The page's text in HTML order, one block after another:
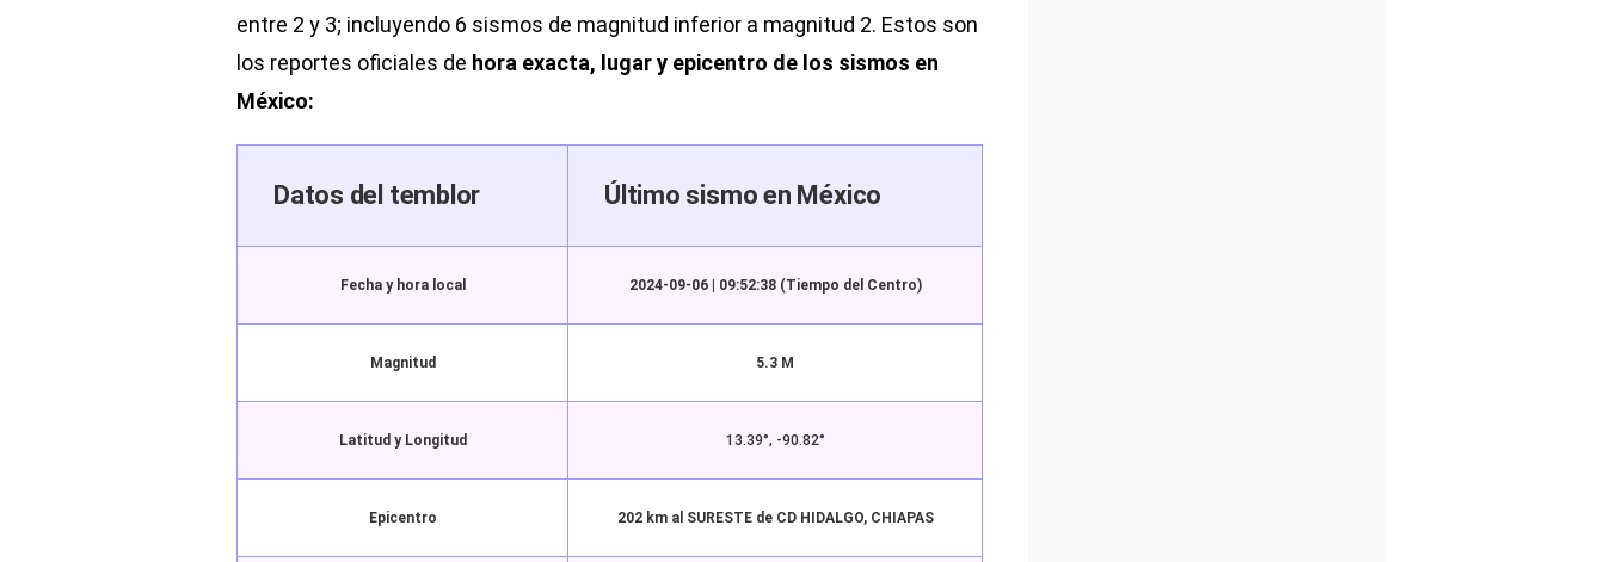
entre 2 y 3; incluyendo 6 sismos de magnitud inferior a magnitud 2. Estos son
los reportes oficiales de hora exacta, lugar y epicentro de los sismos en
México:
Datos del temblor Último sismo en México
Fecha y hora local 2024-09-06 | 09:52:38 (Tiempo del Centro)
Magnitud 5.3 M
Latitud y Longitud 13.39°, -90.82°
Epicentro 202 km al SURESTE de CD HIDALGO, CHIAPAS